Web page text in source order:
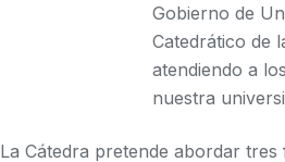
Gobierno de
Catedrático de
atendiendo a
nuestra
La Cátedra pretende abordar tres